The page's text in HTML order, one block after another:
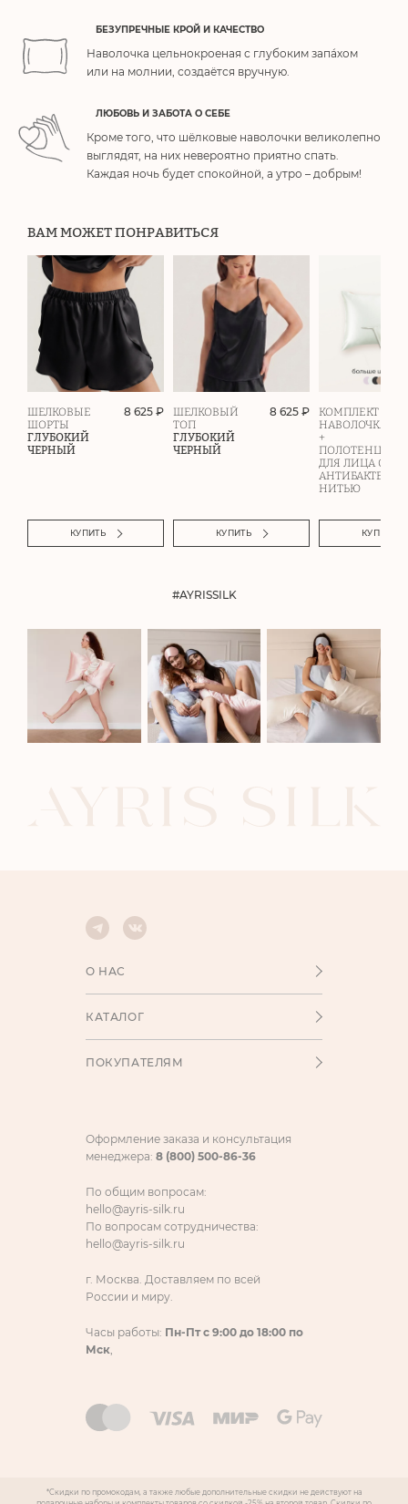
БЕЗУПРЕЧНЫЕ КРОЙ И КАЧЕСТВО
Наволочка цельнокроеная с глубоким запа́хом
или на молнии, создаётся вручную.
ЛЮБОВЬ И ЗАБОТА О СЕБЕ
Кроме того, что шёлковые наволочки великолепно
выглядят, на них невероятно приятно спать.
Каждая ночь будет спокойной, а утро – добрым!
ВАМ МОЖЕТ ПОНРАВИТЬСЯ
ШЕЛКОВЫЕ
ШОРТЫ
ГЛУБОКИЙ
ЧЕРНЫЙ
8 625 ₽
КУПИТЬ
ШЕЛКОВЫЙ
ТОП
ГЛУБОКИЙ
ЧЕРНЫЙ
8 625 ₽
КУПИТЬ
КОМПЛЕКТ
НАВОЛОЧКА
+
ПОЛОТЕНЦЕ
ДЛЯ ЛИЦА С
НИТЬЮ
КУПИТЬ
#AYRISSILK
О НАС
КАТАЛОГ
ПОКУПАТЕЛЯМ
Оформление заказа и консультация
менеджера: 8 (800) 500-86-36
По общим вопросам:
hello@ayris-silk.ru
По вопросам сотрудничества:
hello@ayris-silk.ru
г. Москва. Доставляем по всей
России и миру.
Часы работы: Пн-Пт с 9:00 до 18:00 по
Мск,
*Скидки по промокодам, а также любые дополнительные скидки не действуют на